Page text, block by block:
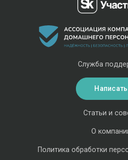
Статьи и
О
Политика обработки
Служба
Написать